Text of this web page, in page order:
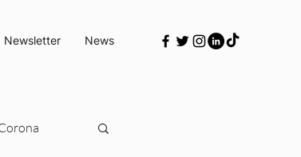
Newsletter News